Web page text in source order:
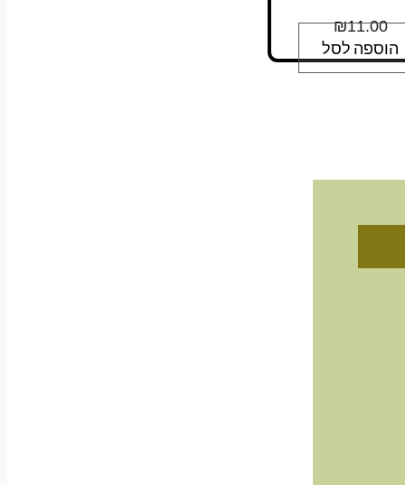
₪11.00
הוספה לסל